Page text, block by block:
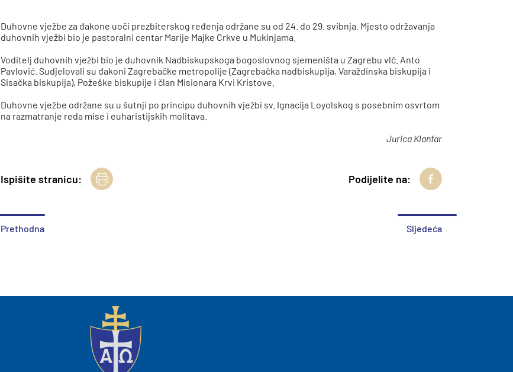
Duhovne vježbe za đakone uoči prezbiterskog ređenja održane su od 24. do 29. svibnja. Mjesto održavanja
duhovnih vježbi bio je pastoralni centar Marije Majke Crkve u Mukinjama.
Voditelj duhovnih vježbi bio je duhovnik Nadbiskupskoga bogoslovnog sjemeništa u Zagrebu vlč. Anto
Pavlović. Sudjelovali su đakoni Zagrebačke metropolije (Zagrebačka nadbiskupija, Varaždinska biskupija i
Sisačka biskupija), Požeške biskupije i član Misionara Krvi Kristove.
Duhovne vježbe održane su u šutnji po principu duhovnih vježbi sv. Ignacija Loyolskog s posebnim osvrtom
na razmatranje reda mise i euharistijskih molitava.
Jurica Klanfar
Ispišite stranicu: Podijelite na:
Prethodna Sljedeća